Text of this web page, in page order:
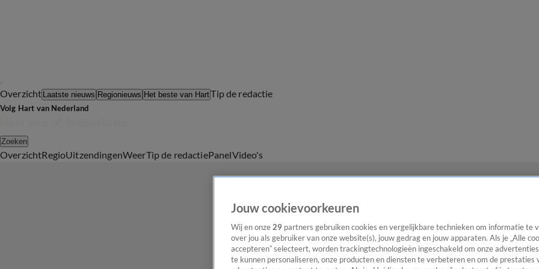
Overzicht Laatste nieuws Regionieuws Het beste van HartTip de redactie
Volg Hart van Nederland
Zoeken
OverzichtRegioUitzendingenWeerTip de redactiePanelVideo's
Jouw cookievoorkeuren
Wij en onze 29 partners gebruiken cookies en vergelijkbare technieken om informatie te
over jou als gebruiker van onze website(s), jouw gedrag en jouw apparaten. Als je „Alle
accepteren” selecteert, worden trackingtechnologieën ingeschakeld om onze
te kunnen personaliseren, onze producten en diensten te verbeteren en om de prestaties